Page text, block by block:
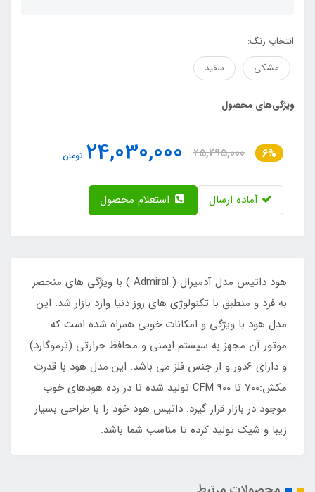
انتخاب رنگ:
مشکی
سفید
ویژگی‌های محصول
6%
25,295,000
24,030,000 تومان
آماده ارسال
هود داتیس مدل آدمیرال ( Admiral ) با ویژگی های منحصر
به فرد و منطبق با تکنولوژی های روز دنیا وارد بازار شد. این
مدل هود با ویژگی و امکانات خوبی همراه شده است که
موتور آن مجهز به سیستم ایمنی و محافظ حرارتی (ترموگارد)
و دارای 6دور و از جنس فلز می باشد. این مدل هود با قدرت
مکش:700 تا 900 CFM تولید شده تا در رده هودهای خوب
موجود در بازار قرار گیرد. داتیس هود خود را با طراحی بسیار
زیبا و شیک تولید کرده تا مناسب شما باشد.